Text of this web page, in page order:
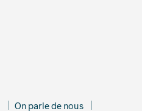
On parle de nous